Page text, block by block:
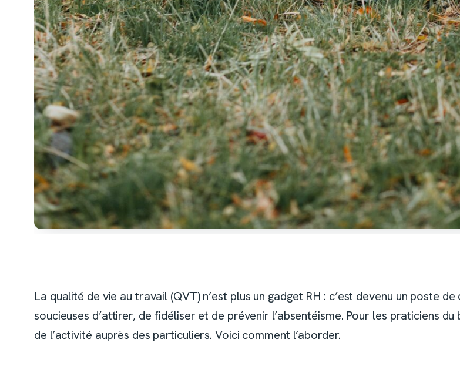
La qualité de vie au travail (QVT) n’est plus un gadget RH : c’est devenu un poste
soucieuses d’attirer, de fidéliser et de prévenir l’absentéisme. Pour les praticiens du
de l’activité auprès des particuliers. Voici comment l’aborder.